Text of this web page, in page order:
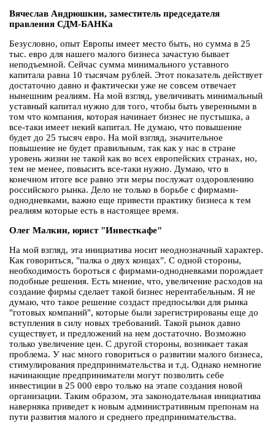
Вячеслав Андрюшкин, заместитель председателя
правления СДМ-БАНКа
Безусловно, опыт Европы имеет место быть, но сумма в 25
тыс. евро для нашего малого бизнеса зачастую бывает
неподъемной. Сейчас сумма минимального уставного
капитала равна 10 тысячам рублей. Этот показатель действует
достаточно давно и фактически уже не совсем отвечает
нынешним реалиям. На мой взгляд, увеличивать минимальный
уставный капитал нужно для того, чтобы быть уверенными в
том что компания, которая начинает бизнес не пустышка, а
все-таки имеет некий капитал. Не думаю, что повышение
будет до 25 тысяч евро. На мой взгляд, значительное
повышение не будет правильным, так как у нас в стране
уровень жизни не такой как во всех европейских странах, но,
тем не менее, повысить все-таки нужно. Думаю, что в
конечном итоге все равно эти меры послужат оздоровлению
российского рынка. Дело не только в борьбе с фирмами-
однодневками, важно еще привести практику бизнеса к тем
реалиям которые есть в настоящее время.
Олег Малкин, юрист "Инвесткафе"
На мой взгляд, эта инициатива носит неоднозначный характер.
Как говориться, "палка о двух концах". С одной стороны,
необходимость бороться с фирмами-однодневками порождает
подобные решения. Есть мнение, что, увеличение расходов на
создание фирмы сделает такой бизнес нерентабельным. Я не
думаю, что такое решение создаст предпосылки для рынка
"готовых компаний", которые были зарегистрированы еще до
вступления в силу новых требований. Такой рынок давно
существует, и предложений на нем достаточно. Возможно
только увеличение цен. С другой стороны, возникает такая
проблема. У нас много говориться о развитии малого бизнеса,
стимулирования предпринимательства и т.д. Однако немногие
начинающие предприниматели могут позволить себе
инвестиции в 25 000 евро только на этапе создания новой
организации. Таким образом, эта законодательная инициатива
наверняка приведет к новым административным препонам на
пути развития малого и среднего предпринимательства.